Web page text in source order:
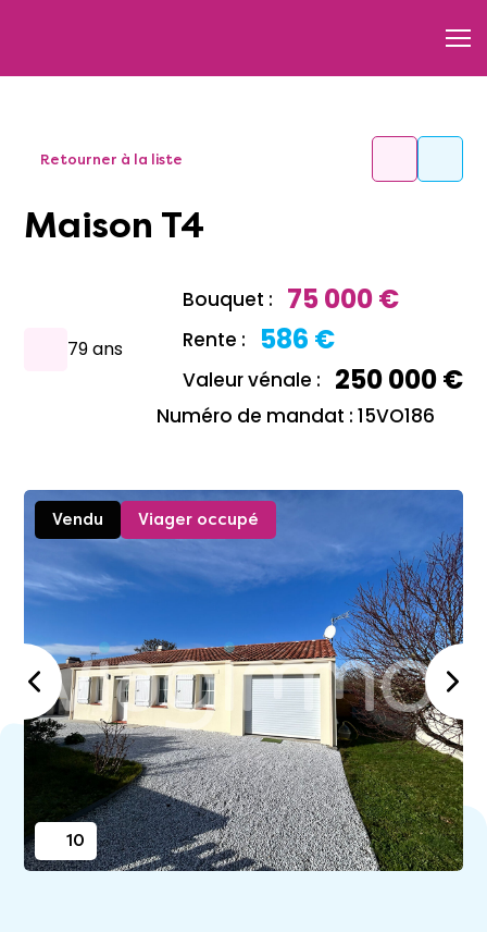
Retourner à la liste
Maison T4
79 ans
Bouquet : 75 000 €
Rente : 586 €
Valeur vénale : 250 000 €
Numéro de mandat : 15VO186
Vendu Viager occupé
10